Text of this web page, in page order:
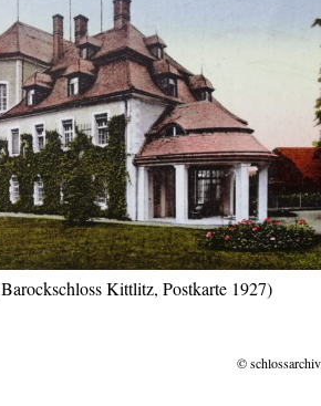
Kittlitz, Postkarte 1927)
©